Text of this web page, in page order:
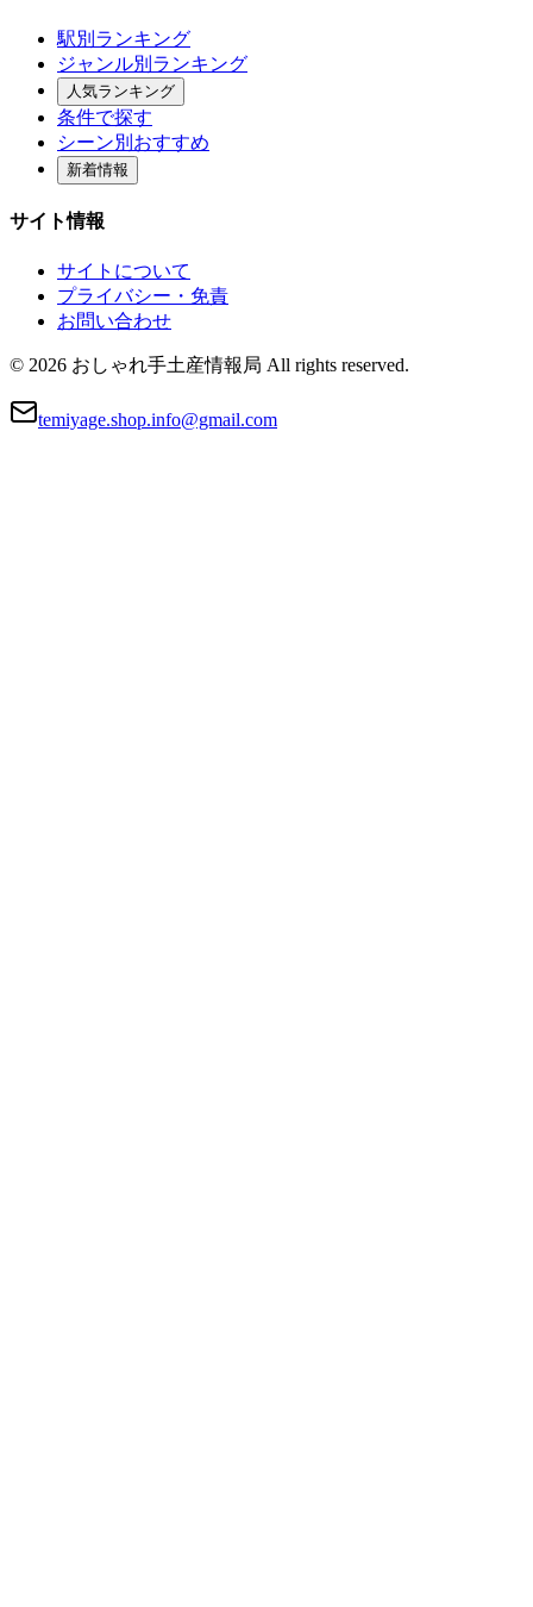
駅別ランキング
ジャンル別ランキング
人気ランキング
条件で探す
シーン別おすすめ
新着情報
サイト情報
サイトについて
プライバシー・免責
お問い合わせ
© 2026 おしゃれ手土産情報局 All rights reserved.
temiyage.shop.info@gmail.com